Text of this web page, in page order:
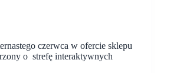
czerwca w ofercie sklepu
o strefę interaktywnych